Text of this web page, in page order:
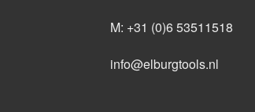
M: +31 (0)6 53511518
info@elburgtools.nl